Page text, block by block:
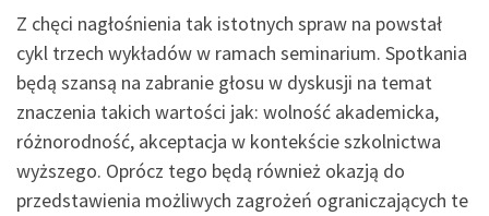
Z chęci nagłośnienia tak istotnych spraw na powstał
cykl trzech wykładów w ramach seminarium. Spotkania
będą szansą na zabranie głosu w dyskusji na temat
znaczenia takich wartości jak: wolność akademicka,
różnorodność, akceptacja w kontekście szkolnictwa
wyższego. Oprócz tego będą również okazją do
przedstawienia możliwych zagrożeń ograniczających te